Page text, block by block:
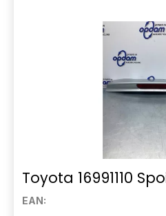
Toyota 16991110
EAN: